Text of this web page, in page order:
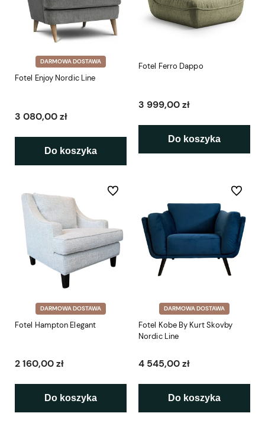
DARMOWA DOSTAWA
Fotel Enjoy Nordic Line
3 080,00 zł
Do koszyka
Fotel Ferro Dappo
3 999,00 zł
Do koszyka
DARMOWA DOSTAWA
Fotel Hampton Elegant
2 160,00 zł
Do koszyka
Do ulubionych
DARMOWA DOSTAWA
Fotel Kobe By Kurt Skovby
Nordic Line
4 545,00 zł
Do koszyka
Do